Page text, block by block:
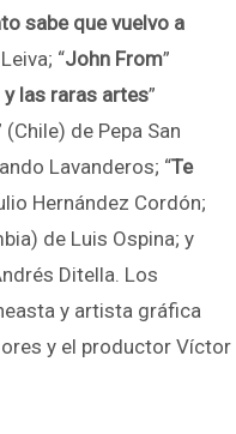
sabe que vuelvo a
“John From”
y las raras artes”
(Chile) de Pepa San
Lavanderos; “Te
Hernández Cordón;
de Luis Ospina; y
Ditella. Los
y artista gráfica
y el productor Víctor